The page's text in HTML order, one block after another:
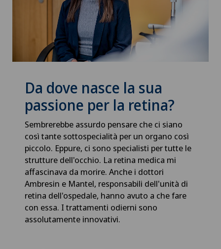
Da dove nasce la sua
passione per la retina?
Sembrerebbe assurdo pensare che ci siano
così tante sottospecialità per un organo così
piccolo. Eppure, ci sono specialisti per tutte le
strutture dell'occhio. La retina medica mi
affascinava da morire. Anche i dottori
Ambresin e Mantel, responsabili dell'unità di
retina dell'ospedale, hanno avuto a che fare
con essa. I trattamenti odierni sono
assolutamente innovativi.